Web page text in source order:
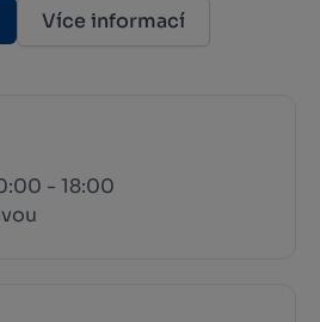
Více informací
- 18:00